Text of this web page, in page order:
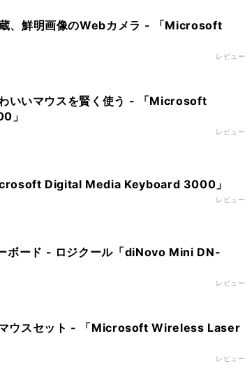
、鮮明画像のWebカメラ - 「Microsoft
レビュー
いいマウスを賢く使う - 「Microsoft
」
レビュー
Digital Media Keyboard 3000」
レビュー
ボード - ロジクール「diNovo Mini DN-
レビュー
ウスセット - 「Microsoft Wireless Laser
レビュー